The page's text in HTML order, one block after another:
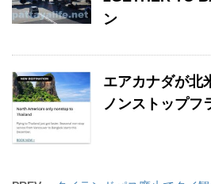
ン
エアカナダが北
ノンストップフ